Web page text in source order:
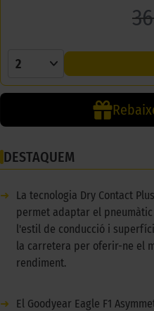
2
DESTAQUEM
➜
La tecnologia Dry Contact Plus
permet adaptar el pneumàtic
l'estil de conducció i
la carretera per oferir-ne el
rendiment.
➜
El Goodyear Eagle F1